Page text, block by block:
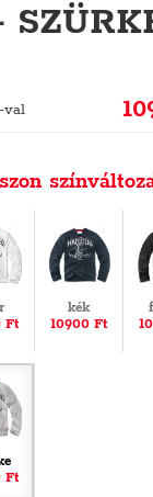
val
Ft
kék
10900 Ft
Ft